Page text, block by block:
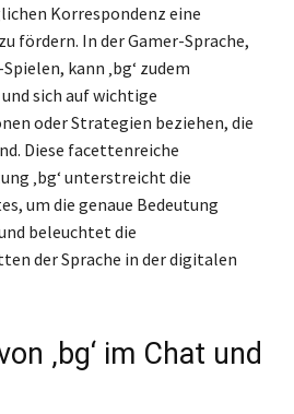
Korrespondenz eine
fördern. In der Gamer-Sprache,
kann ‚bg‘ zudem
und sich auf wichtige
oder Strategien beziehen, die
Diese facettenreiche
‚bg‘ unterstreicht die
um die genaue Bedeutung
beleuchtet die
der Sprache in der digitalen
‚bg‘ im Chat und